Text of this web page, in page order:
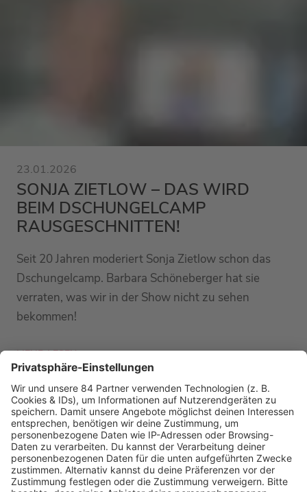
23.01.2026
SONJA ZIETLOW – DAS WIRD
BEIM DSCHUNGELCAMP
RAUSGESCHNITTEN!
Seit 20 Jahren moderiert Sonja Zietlow schon das
Dschungelcamp. Barbara Schöneberger hat sie
verraten, was wir in der Show nicht zu sehen
bekommen!
MEHR LESEN
PODCAST-GÄSTE: MEHR NEWS